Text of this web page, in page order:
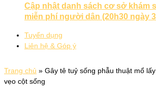
Cập nhật danh sách cơ sở khám
miễn phí người dân (20h30 ngày
Tuyển dụng
Liên hệ & Góp ý
Trang chủ » Gây tê tuỷ sống phẫu thuật mổ
vẹo cột sống